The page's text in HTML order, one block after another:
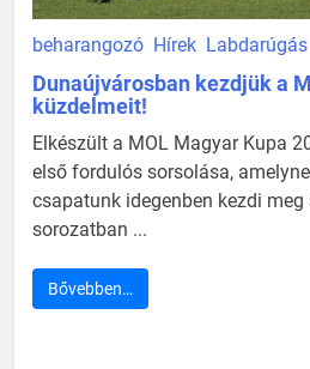
beharangozó Hírek Labdarúgás
Dunaújvárosban kezdjük a
küzdelmeit!
Elkészült a MOL Magyar Kupa
első fordulós sorsolása,
csapatunk idegenben kezdi meg
sorozatban ...
Bővebben…